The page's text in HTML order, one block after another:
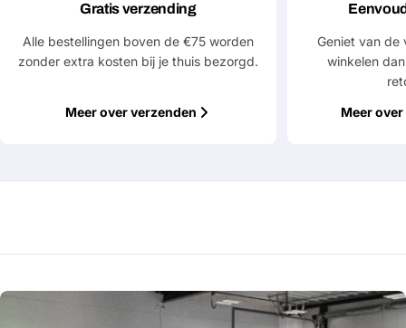
Gratis verzending
Alle bestellingen boven de €75 worden
zonder extra kosten bij je thuis bezorgd.
Meer over verzenden
Geniet van de
winkelen
Meer